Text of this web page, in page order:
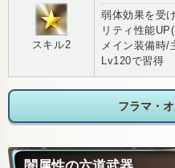
スキル2
弱体効果を受
リティ性能
メイン装備時/
Lv120で習得
フラマ・